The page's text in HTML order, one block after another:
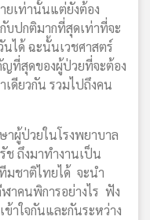
ยเท่านั้นแต่ยังต้อง
บปกติมากที่สุดเท่าที่จะ
ได้ ฉะนั้นเวชศาสตร์
ที่สุดของผู้ป่วยที่จะต้อง
ดียวกัน รวมไปถึงคน
ผู้ป่วยในโรงพยาบาล
ช ถึงมาทำงานเป็น
ชาติไทยได้ จะนำ
าคนพิการอย่างไร ฟัง
าใจกันและกันระหว่าง